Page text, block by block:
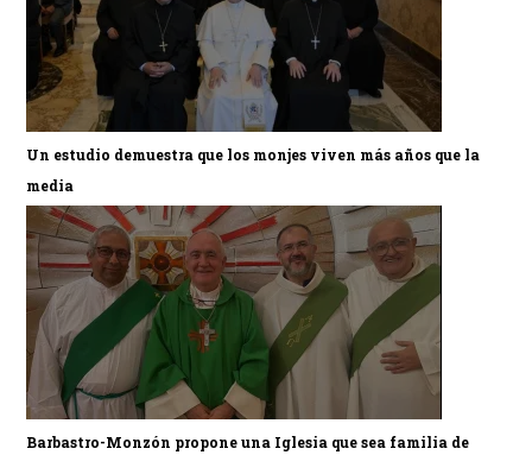
Un estudio demuestra que los monjes viven más años que la
media
Barbastro-Monzón propone una Iglesia que sea familia de